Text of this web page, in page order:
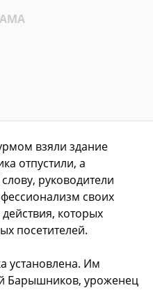
взяли здание
отпустили, а
руководители
своих
которых
посетителей.
установлена. Им
Барышников, уроженец